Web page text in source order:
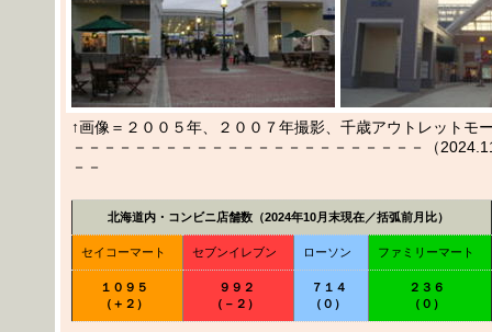
↑画像＝２００５年、２００７年撮影、千歳アウトレットモ
－－－－－－－－－－－－－－－－－－－－－－－（
－－
北海道内・コンビニ店舗数（2024年10月末現在／括弧前月比）
セイコーマート セブンイレブン ローソン ファミリーマート
１０９５
（＋２）
９９２
（－２）
７１４
（０）
２３６
（０）